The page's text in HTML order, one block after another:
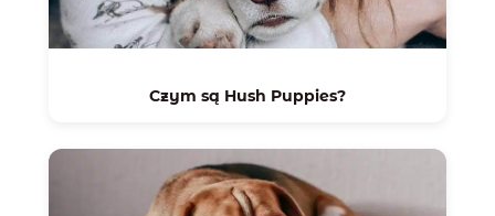
Czym są Hush Puppies?